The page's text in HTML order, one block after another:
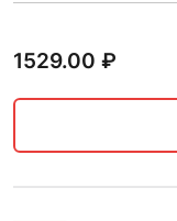
1529.00 ₽